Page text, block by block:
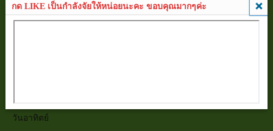
วันพุธ
วันอาทิตย์
กด LIKE เป็นกำลังจัยให้หน่อยนะคะ ขอบคุณมากๆค่ะ